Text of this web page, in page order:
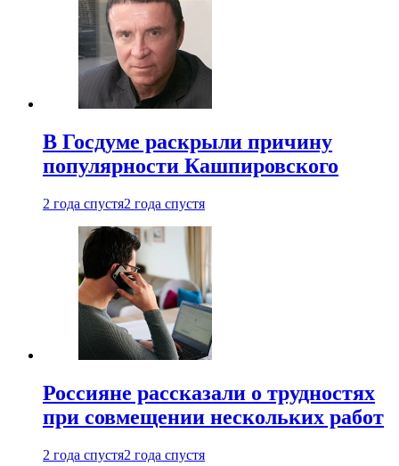
В Госдуме раскрыли причину
популярности Кашпировского
2 года спустя2 года спустя
Россияне рассказали о трудностях
при совмещении нескольких работ
2 года спустя2 года спустя